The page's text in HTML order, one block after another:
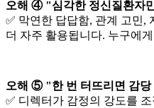
오해 ④ "심각한 정신질환자
✅ 막연한 답답함, 관계 고민,
더 자주 활용됩니다. 누구에
오해 ⑤ "한 번 터뜨리면 감당
✅ 디렉터가 감정의 강도를